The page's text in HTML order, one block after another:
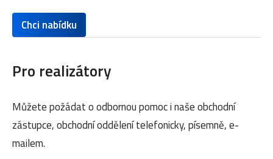
Chci nabídku
Pro realizátory
Můžete požádat o odbornou pomoc i naše obchodní
zástupce, obchodní oddělení telefonicky, písemně, e-
mailem.